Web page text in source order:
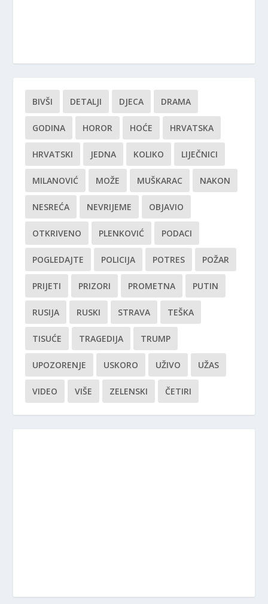
BIVŠI DETALJI DJECA DRAMA
GODINA HOROR HOĆE HRVATSKA
HRVATSKI JEDNA KOLIKO LIJEČNICI
MILANOVIĆ MOŽE MUŠKARAC NAKON
NESREĆA NEVRIJEME OBJAVIO
OTKRIVENO PLENKOVIĆ PODACI
POGLEDAJTE POLICIJA POTRES POŽAR
PRIJETI PRIZORI PROMETNA PUTIN
RUSIJA RUSKI STRAVA TEŠKA
TISUĆE TRAGEDIJA TRUMP
UPOZORENJE USKORO UŽIVO UŽAS
VIDEO VIŠE ZELENSKI ČETIRI